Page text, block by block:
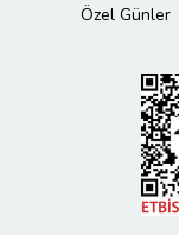
Özel Günler